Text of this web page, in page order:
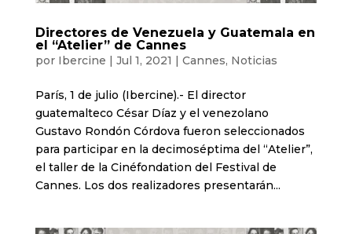
Directores de Venezuela y Guatemala en
el “Atelier” de Cannes
por Ibercine | Jul 1, 2021 | Cannes, Noticias
París, 1 de julio (Ibercine).- El director
guatemalteco César Díaz y el venezolano
Gustavo Rondón Córdova fueron seleccionados
para participar en la decimoséptima del “Atelier”,
el taller de la Cinéfondation del Festival de
Cannes. Los dos realizadores presentarán...